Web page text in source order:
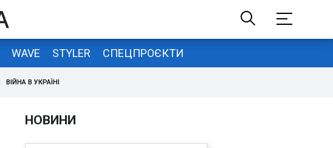
WAVE STYLER СПЕЦПРОЄКТИ
ВІЙНА В УКРАЇНІ
НОВИНИ